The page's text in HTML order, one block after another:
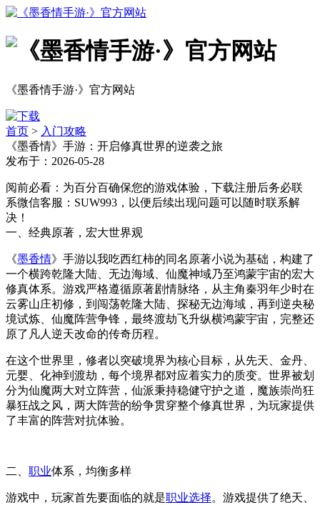
《墨香情手游·》官方网站
首页 > 入门攻略
《墨香情》手游：开启修真世界的逆袭之旅
发布于：2026-05-28
阅前必看：为百分百确保您的游戏体验，下载注册后务必联
系微信客服：SUW993，以便后续出现问题可以随时联系解
决！
一、经典原著，宏大世界观
《墨香情》手游以我吃西红柿的同名原著小说为基础，构建了
一个横跨乾隆大陆、无边海域、仙魔神域乃至鸿蒙宇宙的宏大
修真体系。游戏严格遵循原著剧情脉络，从主角秦羽年少时在
云雾山庄初修，到闯荡乾隆大陆、探秘无边海域，再到逆央秘
境试炼、仙魔阵营争锋，最终渡劫飞升纵横鸿蒙宇宙，完整还
原了凡人逆天改命的传奇历程。
在这个世界里，修者以突破境界为核心目标，从先天、金丹、
元婴、化神到渡劫，每个境界都对应着实力的质变。世界被划
分为仙魔两大对立阵营，仙派秉持稳健守护之道，魔族崇尚狂
暴狂战之风，两大阵营的纷争贯穿整个修真世界，为玩家提供
了丰富的阵营对抗体验。
二、 职业体系，均衡多样
游戏中，玩家首先要面临的就是职业选择。游戏提供了绝天、